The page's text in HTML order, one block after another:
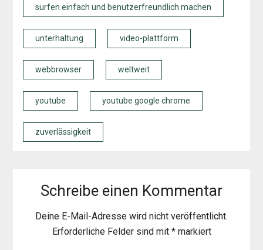
surfen einfach und benutzerfreundlich machen
unterhaltung video-plattform
webbrowser weltweit
youtube youtube google chrome
zuverlässigkeit
Schreibe einen Kommentar
Deine E-Mail-Adresse wird nicht veröffentlicht.
Erforderliche Felder sind mit *markiert